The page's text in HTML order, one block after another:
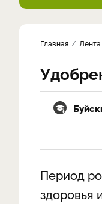
Главная
Период
здоровья